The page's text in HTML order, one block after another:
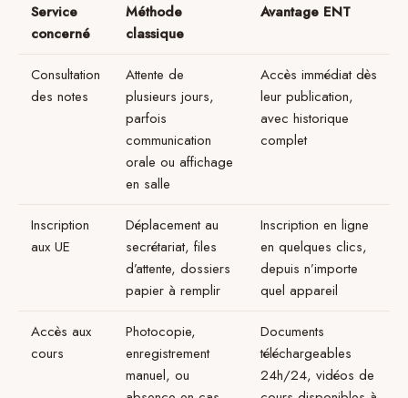
Service
concerné
Méthode
classique
Avantage ENT
Consultation
des notes
Attente de
plusieurs jours,
parfois
communication
orale ou affichage
en salle
Accès immédiat dès
leur publication,
avec historique
complet
Inscription
aux UE
Déplacement au
secrétariat, files
d’attente, dossiers
papier à remplir
Inscription en ligne
en quelques clics,
depuis n’importe
quel appareil
Accès aux
cours
Photocopie,
enregistrement
manuel, ou
Documents
téléchargeables
24h/24, vidéos de